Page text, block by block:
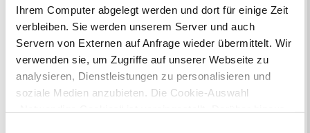
Ihrem Computer abgelegt werden und dort für einige Zeit
verbleiben. Sie werden unserem Server und auch
Servern von Externen auf Anfrage wieder übermittelt. Wir
verwenden sie, um Zugriffe auf unserer Webseite zu
analysieren, Dienstleistungen zu personalisieren und
soziale Medien anzubieten. Die Cookie-Auswahl
Veranstaltungskalender
< Juli
September >
Mo
Di Mi Do Fr Sa
So